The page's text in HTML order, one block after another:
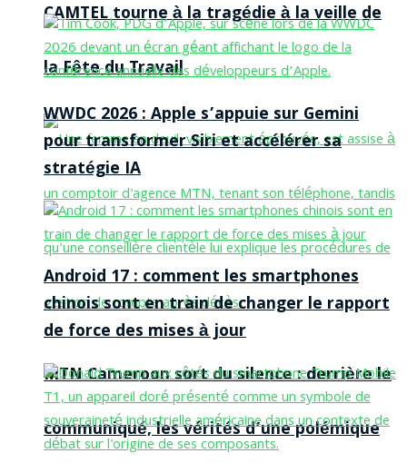
CAMTEL tourne à la tragédie à la veille de
la Fête du Travail
MTN Cameroon sort du silence : derrière le
communiqué, les vérités d’une polémique
WWDC 2026 : Apple s’appuie sur Gemini
pour transformer Siri et accélérer sa
stratégie IA
Android 17 : comment les smartphones
chinois sont en train de changer le rapport
de force des mises à jour